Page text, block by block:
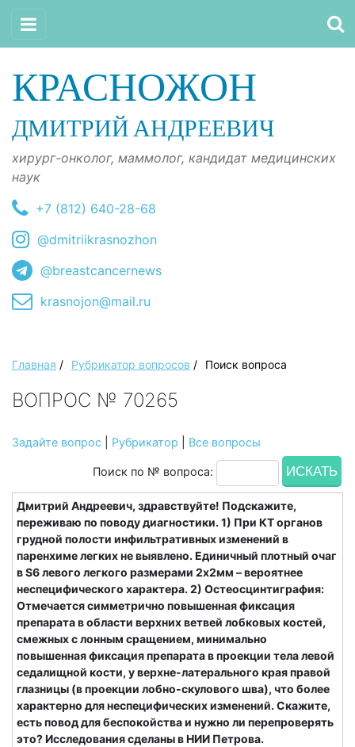
КРАСНОЖОН
ДМИТРИЙ АНДРЕЕВИЧ
хирург-онколог, маммолог, кандидат медицинских
наук
+7 (812) 640-28-68
@dmitriikrasnozhon
@breastcancernews
krasnojon@mail.ru
Главная / Рубрикатор вопросов / Поиск вопроса
ВОПРОС № 70265
Задайте вопрос Рубрикатор Все вопросы
Поиск по № вопроса:
Дмитрий Андреевич, здравствуйте! Подскажите,
переживаю по поводу диагностики. 1) При КТ органов
грудной полости инфильтративных изменений в
паренхиме легких не выявлено. Единичный плотный очаг
в S6 левого легкого размерами 2х2мм – вероятнее
неспецифического характера. 2) Остеосцинтиграфия:
Отмечается симметрично повышенная фиксация
препарата в области верхних ветвей лобковых костей,
смежных с лонным сращением, минимально
повышенная фиксация препарата в проекции тела левой
седалищной кости, у верхне-латерального края правой
глазницы (в проекции лобно-скулового шва), что более
характерно для неспецифических изменений. Скажите,
есть повод для беспокойства и нужно ли перепроверять
это? Исследования сделаны в НИИ Петрова.